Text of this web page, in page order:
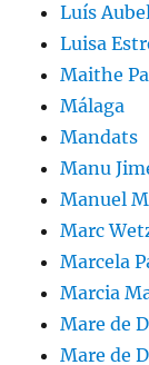
Luís
Luisa
Maithe
Málaga
Mandats
Manu
Manuel
Marc
Marcela
Marcia
Mare de
Mare de